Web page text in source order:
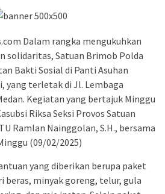
Dalam rangka mengukuhkan
solidaritas, Satuan Brimob Polda
Bakti Sosial di Panti Asuhan
yang terletak di Jl. Lembaga
Kegiatan yang bertajuk Minggu
Riksa Seksi Provos Satuan
Ramlan Nainggolan, S.H., bersama
(09/02/2025)
yang diberikan berupa paket
beras, minyak goreng, telur, gula